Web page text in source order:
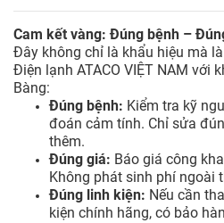
Cam kết vàng: Đúng bệnh –
Đây không chỉ là khẩu hiệu mà
Điện lạnh ATACO VIỆT NAM với
Bàng:
Đúng bệnh: Kiểm tra kỹ
đoán cảm tính. Chỉ sửa
thêm.
Đúng giá: Báo giá công
Không phát sinh phí ngoài
Đúng linh kiện: Nếu cần
kiện chính hãng, có bảo